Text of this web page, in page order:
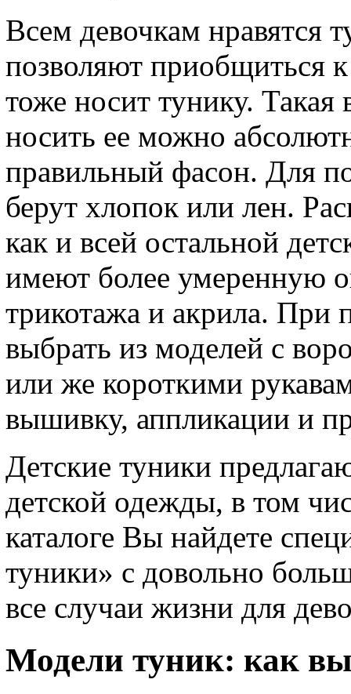
Всем девочкам нравятся
позволяют приобщиться
тоже носит тунику.
носить ее можно
правильный фасон. Для
берут хлопок или лен.
как и всей остальной
имеют более умеренную
трикотажа и акрила. При
выбрать из моделей с
или же короткими
вышивку, аппликации и
Детские туники
детской одежды, в том
каталоге Вы найдете
туники» с довольно
все случаи жизни для
Модели туник: как